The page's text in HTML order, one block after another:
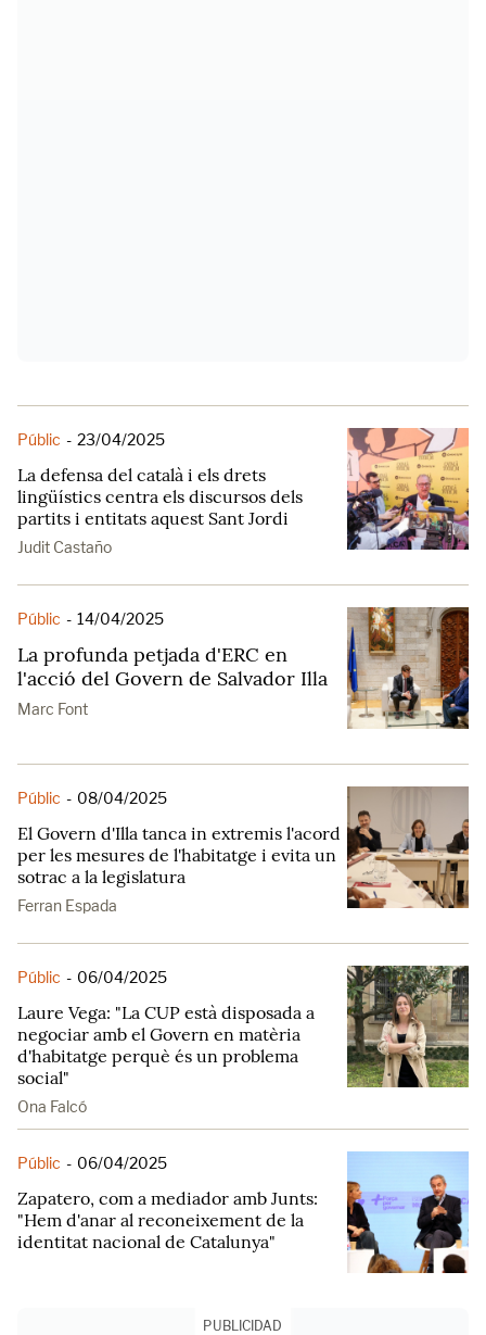
Públic - 23/04/2025
La defensa del català i els drets
lingüístics centra els discursos dels
partits i entitats aquest Sant Jordi
Judit Castaño
Públic - 14/04/2025
La profunda petjada d'ERC en
l'acció del Govern de Salvador Illa
Marc Font
Públic - 08/04/2025
El Govern d'Illa tanca in extremis l'acord
per les mesures de l'habitatge i evita un
sotrac a la legislatura
Ferran Espada
Públic - 06/04/2025
Laure Vega: "La CUP està disposada a
negociar amb el Govern en matèria
d'habitatge perquè és un problema
social"
Ona Falcó
Públic - 06/04/2025
Zapatero, com a mediador amb Junts:
"Hem d'anar al reconeixement de la
identitat nacional de Catalunya"
PUBLICIDAD